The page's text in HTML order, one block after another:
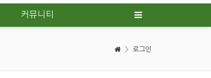
커뮤니티
> 로그인